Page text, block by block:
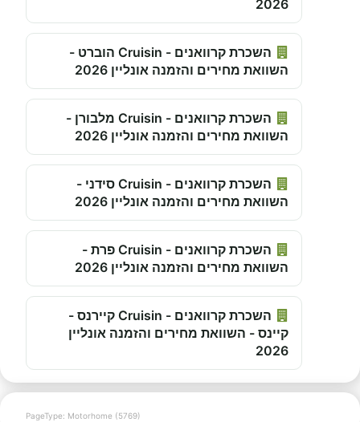
2026
השכרת קרוואנים - Cruisin הוברט -
השוואת מחירים והזמנה אונליין 2026
השכרת קרוואנים - Cruisin מלבורן -
השוואת מחירים והזמנה אונליין 2026
השכרת קרוואנים - Cruisin סידני -
השוואת מחירים והזמנה אונליין 2026
השכרת קרוואנים - Cruisin פרת -
השוואת מחירים והזמנה אונליין 2026
השכרת קרוואנים - Cruisin קיירנס -
קיינס - השוואת מחירים והזמנה אונליין
2026
PageType: Motorhome (5769)